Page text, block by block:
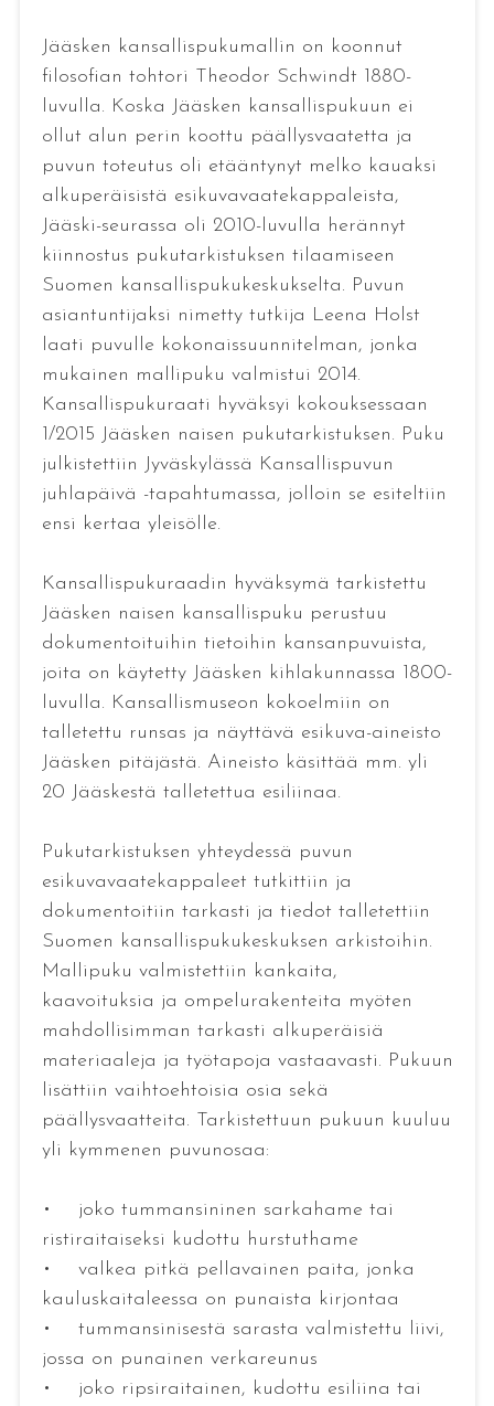
Jääsken kansallispukumallin on koonnut
filosofian tohtori Theodor Schwindt 1880-
luvulla. Koska Jääsken kansallispukuun ei
ollut alun perin koottu päällysvaatetta ja
puvun toteutus oli etääntynyt melko kauaksi
alkuperäisistä esikuvavaatekappaleista,
Jääski-seurassa oli 2010-luvulla herännyt
kiinnostus pukutarkistuksen tilaamiseen
Suomen kansallispukukeskukselta. Puvun
asiantuntijaksi nimetty tutkija Leena Holst
laati puvulle kokonaissuunnitelman, jonka
mukainen mallipuku valmistui 2014.
Kansallispukuraati hyväksyi kokouksessaan
1/2015 Jääsken naisen pukutarkistuksen. Puku
julkistettiin Jyväskylässä Kansallispuvun
juhlapäivä -tapahtumassa, jolloin se esiteltiin
ensi kertaa yleisölle.
Kansallispukuraadin hyväksymä tarkistettu
Jääsken naisen kansallispuku perustuu
dokumentoituihin tietoihin kansanpuvuista,
joita on käytetty Jääsken kihlakunnassa 1800-
luvulla. Kansallismuseon kokoelmiin on
talletettu runsas ja näyttävä esikuva-aineisto
Jääsken pitäjästä. Aineisto käsittää mm. yli
20 Jääskestä talletettua esiliinaa.
Pukutarkistuksen yhteydessä puvun
esikuvavaatekappaleet tutkittiin ja
dokumentoitiin tarkasti ja tiedot talletettiin
Suomen kansallispukukeskuksen arkistoihin.
Mallipuku valmistettiin kankaita,
kaavoituksia ja ompelurakenteita myöten
mahdollisimman tarkasti alkuperäisiä
materiaaleja ja työtapoja vastaavasti. Pukuun
lisättiin vaihtoehtoisia osia sekä
päällysvaatteita. Tarkistettuun pukuun kuuluu
yli kymmenen puvunosaa:
• joko tummansininen sarkahame tai
ristiraitaiseksi kudottu hurstuthame
• valkea pitkä pellavainen paita, jonka
kauluskaitaleessa on punaista kirjontaa
• tummansinisestä sarasta valmistettu liivi,
jossa on punainen verkareunus
• joko ripsiraitainen, kudottu esiliina tai